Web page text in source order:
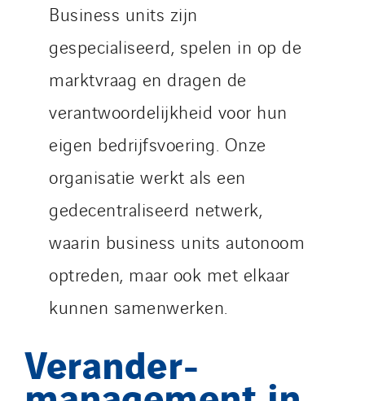
Business units zijn
gespecialiseerd, spelen in op de
marktvraag en dragen de
verantwoordelijkheid voor hun
eigen bedrijfsvoering. Onze
organisatie werkt als een
gedecentraliseerd netwerk,
waarin business units autonoom
optreden, maar ook met elkaar
kunnen samenwerken.
Verander-